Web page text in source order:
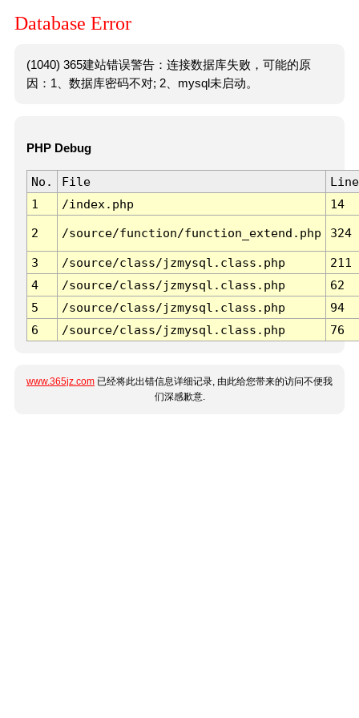
Database Error
(1040) 365建站错误警告：连接数据库失败，可能的原
因：1、数据库密码不对; 2、mysql未启动。
PHP Debug
No. File
Line
1
/index.php 14
2 /source/function/function_extend.php 324
3 /source/class/jzmysql.class.php
211
4
/source/class/jzmysql.class.php
62
5
/source/class/jzmysql.class.php
94
6
/source/class/jzmysql.class.php 76
www.365jz.com 已经将此出错信息详细记录, 由此给您带来的访问不便我
们深感歉意.